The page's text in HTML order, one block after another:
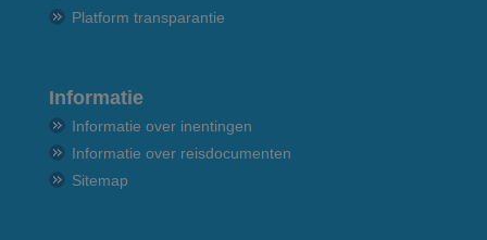
Platform transparantie
Informatie
Informatie over inentingen
Informatie over reisdocumenten
Sitemap